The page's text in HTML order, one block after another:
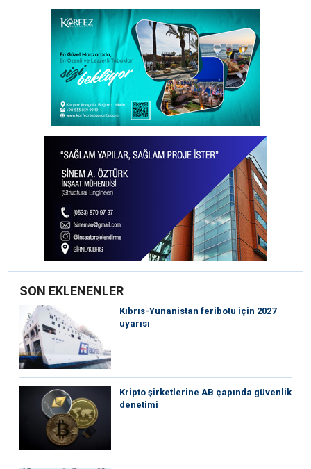
SON EKLENENLER
Kıbrıs-Yunanistan feribotu için 2027
uyarısı
Kripto şirketlerine AB çapında güvenlik
denetimi